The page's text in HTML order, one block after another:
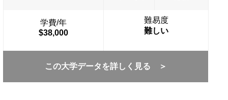
学費/年
$38,000
難易度
難しい
この大学データを詳しく見る ＞